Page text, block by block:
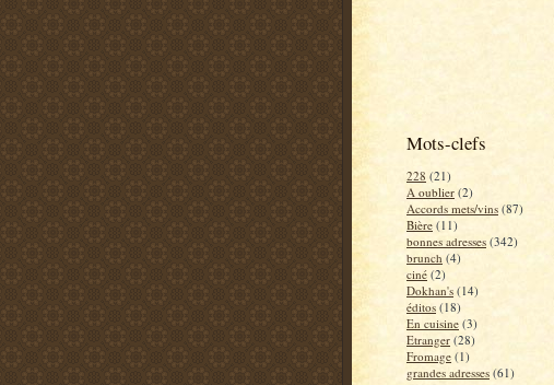
Mots-clefs
228 (21)
A oublier (2)
Accords mets/vins (87)
Bière (11)
bonnes adresses (342)
brunch (4)
ciné (2)
Dokhan's (14)
éditos (18)
En cuisine (3)
Etranger (28)
Fromage (1)
grandes adresses (61)